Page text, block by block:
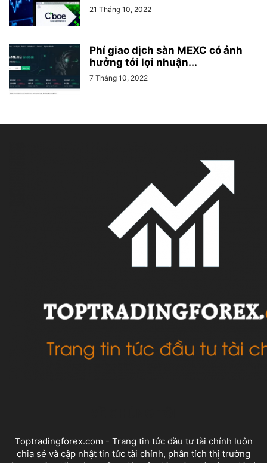
21 Tháng 10, 2022
Phí giao dịch sàn MEXC có ảnh
hưởng tới lợi nhuận...
7 Tháng 10, 2022
Toptradingforex.com - Trang tin tức đầu tư tài chính luôn
chia sẻ và cập nhật tin tức tài chính, phân tích thị trường